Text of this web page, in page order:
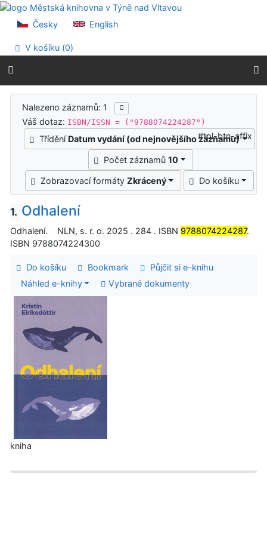
Přejít na obsah
Přejít na menu
Prohlášení o webové přístupnosti
Česky English
V košíku (0)
Výsledky vyhledávání
Nalezeno záznamů: 1
Váš dotaz: ISBN/ISSN = ("9788074224287")
Třídění Datum vydání (od nejnovějšího záznamu)
Počet záznamů 10
Zobrazovací formáty Zkrácený Do košíku
#tpl-btn-affix
1. Odhalení
Odhalení. NLN, s. r. o. 2025 . 284 . ISBN 9788074224287.
ISBN 9788074224300
Do košíku Bookmark
Půjčit si e-knihu
Náhled e-knihy
Vybrané dokumenty
kniha